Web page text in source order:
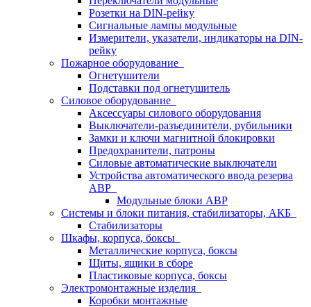
Розетки на DIN-рейку
Сигнальные лампы модульные
Измерители, указатели, индикаторы на DIN-
рейку
Пожарное оборудование
Огнетушители
Подставки под огнетушитель
Силовое оборудование
Аксессуары силового оборудования
Выключатели-разъединители, рубильники
Замки и ключи магнитной блокировки
Предохранители, патроны
Силовые автоматические выключатели
Устройства автоматического ввода резерва
АВР
Модульные блоки АВР
Системы и блоки питания, стабилизаторы, АКБ
Стабилизаторы
Шкафы, корпуса, боксы
Металлические корпуса, боксы
Щиты, ящики в сборе
Пластиковые корпуса, боксы
Электромонтажные изделия
Коробки монтажные